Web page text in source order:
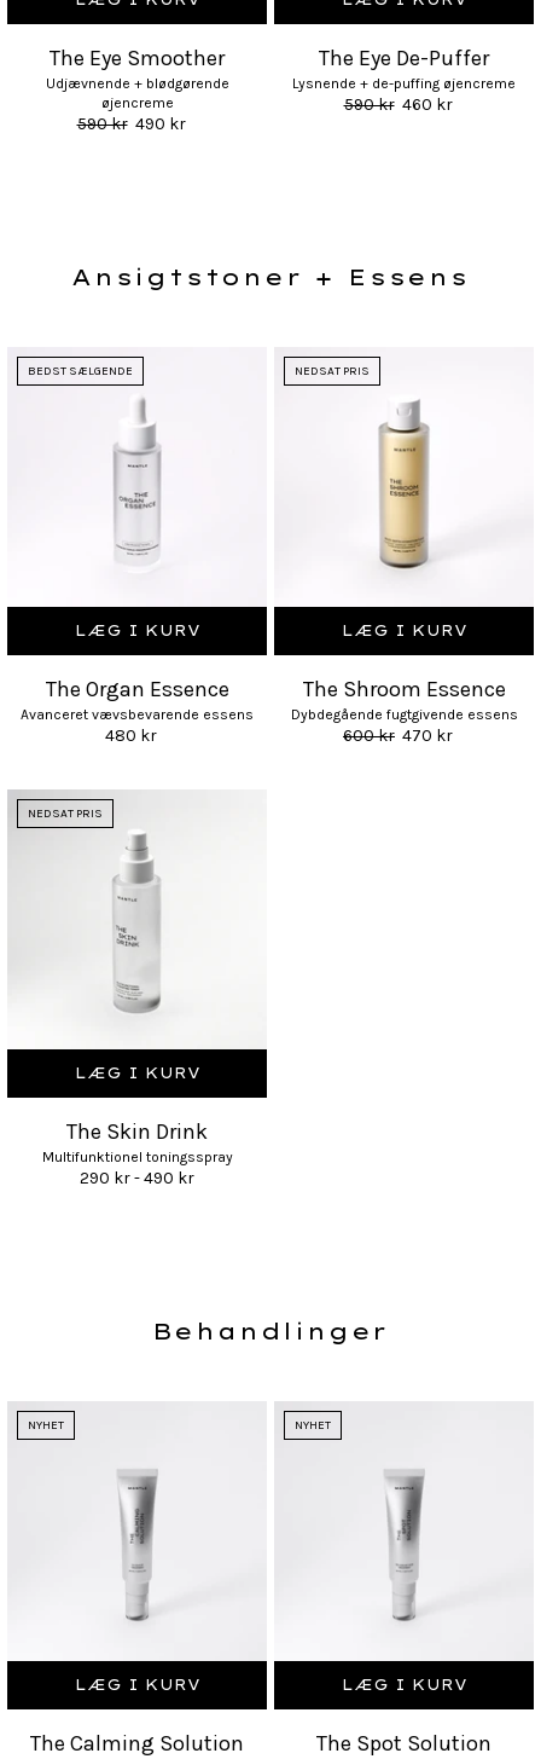
The Eye Smoother
Udjævnende + blødgørende
øjencreme
590 kr 490 kr
The Eye De-Puffer
Lysnende + de-puffing øjencreme
590 kr 460 kr
Ansigtstoner + Essens
LÆG I KURV
BEDST SÆLGENDE
The Organ Essence
Avanceret vævsbevarende essens
480 kr
LÆG I KURV
NEDSAT PRIS
The Shroom Essence
Dybdegående fugtgivende essens
600 kr 470 kr
LÆG I KURV
NEDSAT PRIS
The Skin Drink
Multifunktionel toningsspray
290 kr - 490 kr
Behandlinger
LÆG I KURV
NYHET
The Calming Solution
LÆG I KURV
NYHET
The Spot Solution